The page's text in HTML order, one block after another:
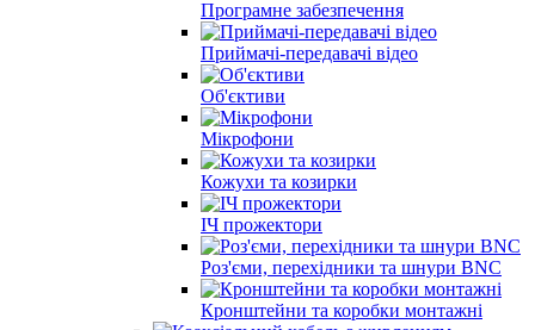
Програмне забезпечення
Приймачі-передавачі відео
Об'єктиви
Мікрофони
Кожухи та козирки
ІЧ прожектори
Роз'єми, перехідники та шнури BNC
Кронштейни та коробки монтажні